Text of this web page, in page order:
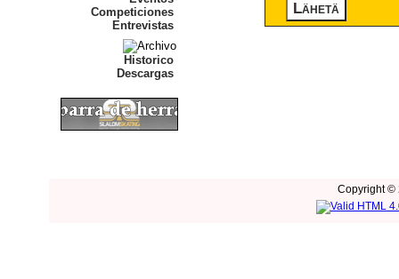
Competiciones
Entrevistas
Historico
Descargas
Lähetä
Copyright ©